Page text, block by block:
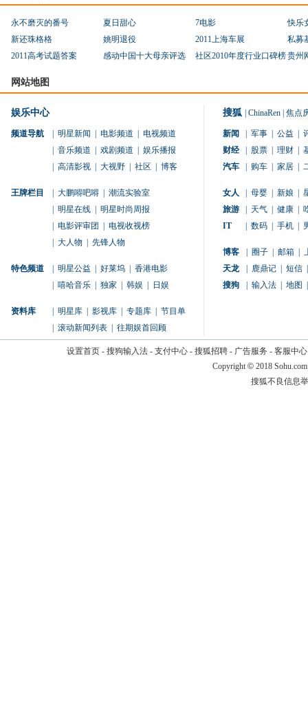
永不磨灭的番号 夏日甜心 7电影
快乐
新还珠格格
姚明退役 2011上海车展
私募
2011高考试题答案
感动中国十大母亲评选 社区2010年度行业口碑榜贵州
网站地图
娱乐中心
频道导航 明星新闻 电影频道
电视频道
音乐频道 戏剧频道
娱乐播报
高清影视 大视野 社区 博客
王牌栏目 大鹏嘚吧嘚
潮流实验室
明星在线
明星时尚周报
电影评审团
电视收视榜
大人物 先锋人物
特色频道 明星公益 好莱坞
香港电影
嘻哈音乐 独家 韩娱 日娱
资料库 明星库 影视库 专题库
节目单
滚动新闻列表 往期娱首回顾
搜狐 ChinaRen 焦点
新闻 军事 公益
财经
股票 理财
汽车
购车 家居
女人 母婴 新娘
旅游
天气 健康
IT
数码 手机
博客 圈子 邮箱
天龙
鹿鼎记 短信
搜狗
输入法 地图
设置首页- 搜狗输入法- 支付中心- 搜狐招聘- 广告服务 - 客服中心
Copyright © 2018
搜狐不良信息